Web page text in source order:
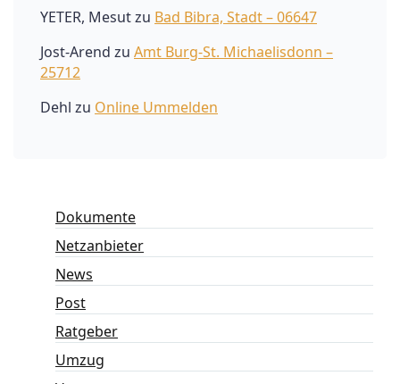
YETER, Mesutzu Bad Bibra, Stadt – 06647
Jost-Arend zu Amt Burg-St. Michaelisdonn –
25712
Dehl zu Online Ummelden
Dokumente
Netzanbieter
News
Post
Ratgeber
Umzug